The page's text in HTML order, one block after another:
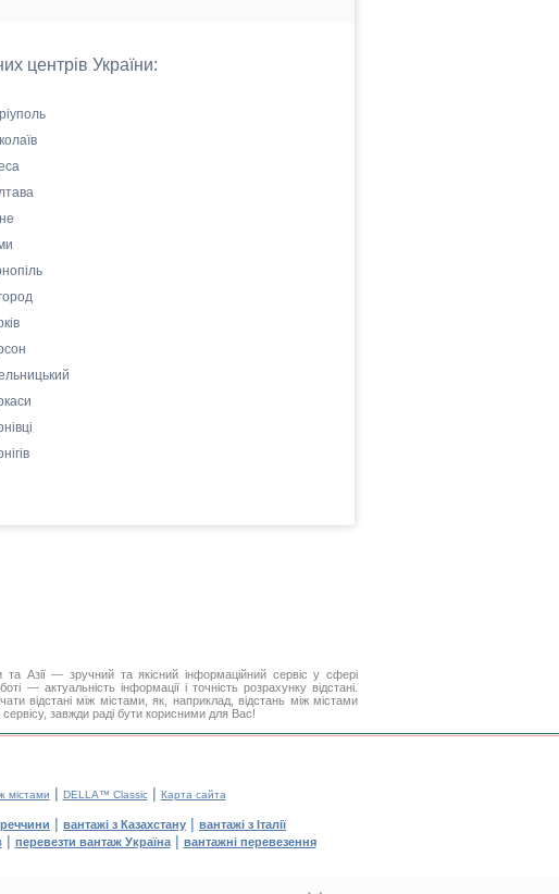
центрів України:
Азії — зручний та якісний інформаційний сервіс у сфері
— актуальність інформації і точність розрахунку відстані.
відстані між містами, як, наприклад, відстань між містами
завжди раді бути корисними для Вас!
містами | DELLA™ Classic| Карта сайта
| вантажі з Казахстану | вантажі з Італії
| перевезти вантаж Україна| вантажні перевезення